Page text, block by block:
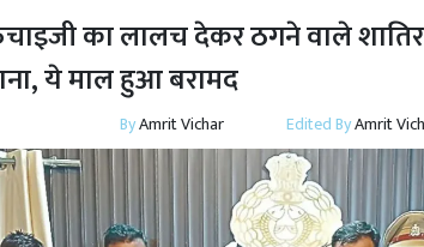
का लालच देकर ठगने वाले शातिर
ये माल हुआ बरामद
ByAmrit Vichar Edited ByAmrit